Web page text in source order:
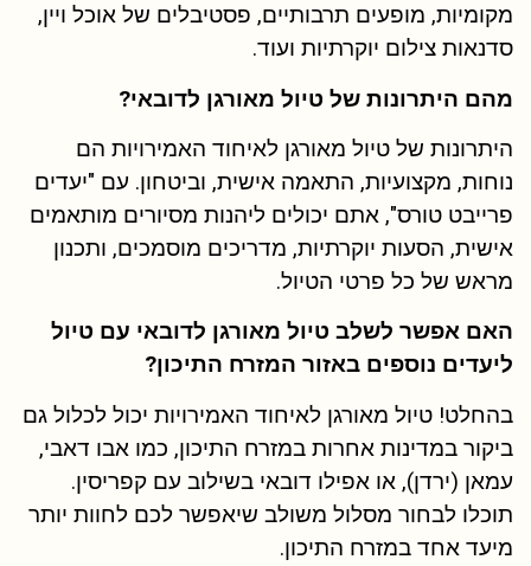
מקומיות, מופעים תרבותיים, פסטיבלים של אוכל ויין,
סדנאות צילום יוקרתיות ועוד.
מהם היתרונות של טיול מאורגן לדובאי?
היתרונות של טיול מאורגן לאיחוד האמירויות הם
נוחות, מקצועיות, התאמה אישית, וביטחון. עם "יעדים
פרייבט טורס", אתם יכולים ליהנות מסיורים מותאמים
אישית, הסעות יוקרתיות, מדריכים מוסמכים, ותכנון
מראש של כל פרטי הטיול.
האם אפשר לשלב טיול מאורגן לדובאי עם טיול
ליעדים נוספים באזור המזרח התיכון?
בהחלט! טיול מאורגן לאיחוד האמירויות יכול לכלול גם
ביקור במדינות אחרות במזרח התיכון, כמו אבו דאבי,
עמאן (ירדן), או אפילו דובאי בשילוב עם קפריסין.
תוכלו לבחור מסלול משולב שיאפשר לכם לחוות יותר
מיעד אחד במזרח התיכון.